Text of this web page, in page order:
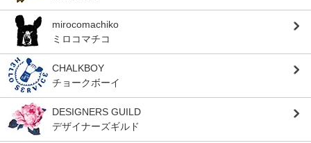
mirocomachiko
ミロコマチコ
CHALKBOY
チョークボーイ
DESIGNERS GUILD
デザイナーズギルド